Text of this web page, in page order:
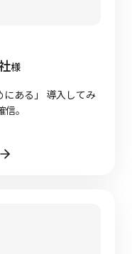
様
にある」 導入してみ
。